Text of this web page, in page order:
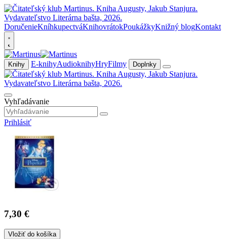
DoručenieKníhkupectváKnihovrátokPoukážkyKnižný blogKontakt
Knihy E-knihyAudioknihyHryFilmy Doplnky
Vyhľadávanie
Prihlásiť
7,30 €
Vložiť do košíka